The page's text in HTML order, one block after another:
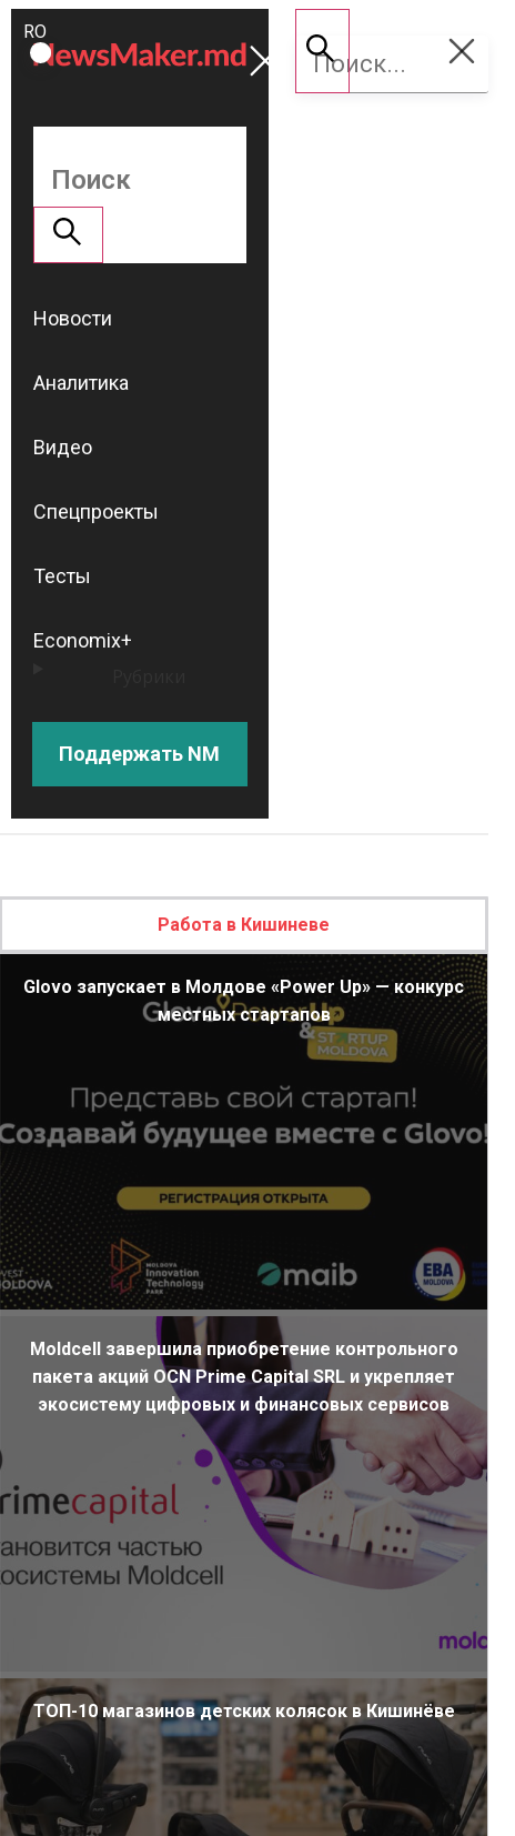
ROMÂNĂ
RU
Поддержать
NM
Новости
Аналитика
Видео
Спецпроекты
Тесты
Economix+
Поддержать NM
Работа в Кишиневе
Glovo запускает в Молдове «Power Up» — конкурс
местных стартапов
Moldcell завершила приобретение контрольного
пакета акций OCN Prime Capital SRL и укрепляет
экосистему цифровых и финансовых сервисов
ТОП-10 магазинов детских колясок в Кишинёве